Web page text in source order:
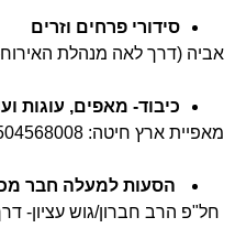
סידורי פרחים וזרים
אביה (דרך לאה מנהלת האירוח-
כיבוד- מאפים, עוגות
מאפיית ארץ חיטה: 0504568008 // erezhita@gmail.com
הסעות למעלה חבר
חל"פ הרב חברון/גוש עציון-